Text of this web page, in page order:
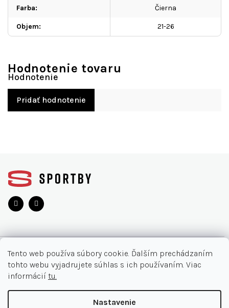
Tento web používa súbory cookie. Ďalším prechádzaním
tohto webu vyjadrujete súhlas s ich používaním. Viac
informácií tu.
Nastavenie
Farba: Čierna
Objem: 21-26
Hodnotenie tovaru
Pridať hodnotenie
e
O NÁKUPE
Moja objednávka
Najčastejšie otázky
INFORMÁCIE